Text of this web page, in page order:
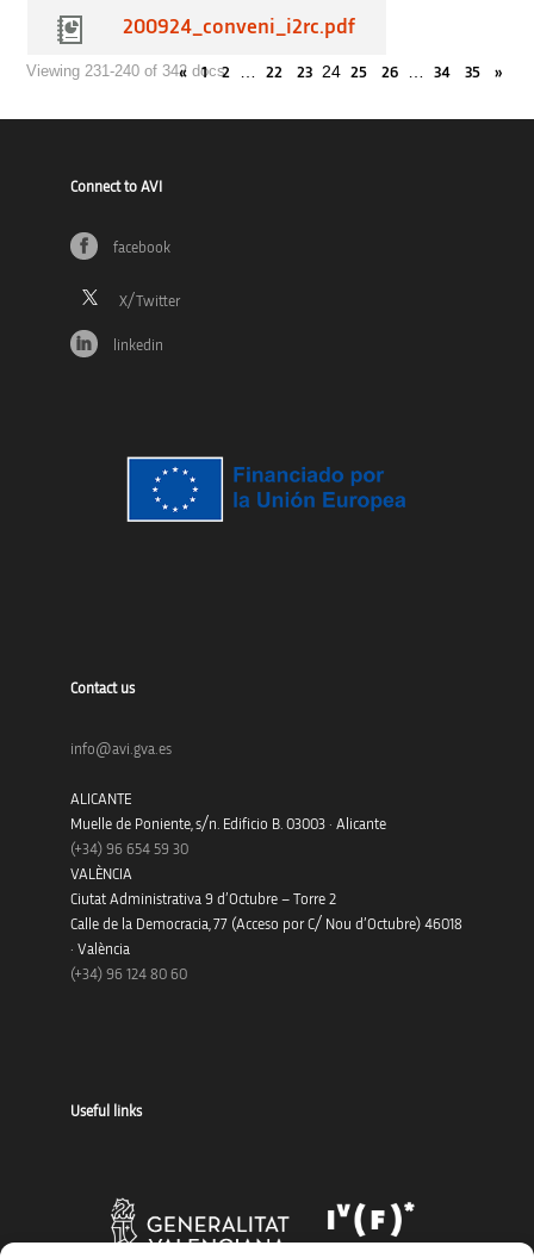
200924_conveni_i2rc.pdf
Viewing 231-240 of 342 docs
« 1 2 … 22 23 24 25 26 … 34 35 »
Connect to AVI
facebook
linkedin
Contact us
info@avi.gva.es
ALICANTE
Muelle de Poniente, s/n. Edificio B. 03003 · Alicante
(+34) 96 654 59 30
VALÈNCIA
Ciutat Administrativa 9 d’Octubre – Torre 2
Calle de la Democracia, 77 (Acceso por C/ Nou d’Octubre) 46018
· València
(+34) 96 124 80 60
Useful links